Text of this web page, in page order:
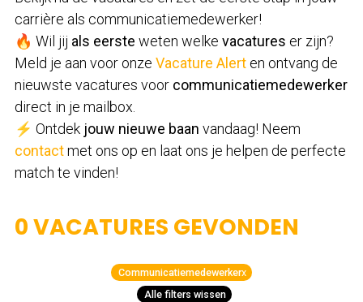
carrière als communicatiemedewerker!
🔥 Wil jij als eerste weten welke vacatures er zijn?
Meld je aan voor onze Vacature Alert en ontvang de
nieuwste vacatures voor communicatiemedewerker
direct in je mailbox.
⚡ Ontdek jouw nieuwe baan vandaag! Neem
contactmet ons op en laat ons je helpen de perfecte
match te vinden!
0 VACATURES GEVONDEN
Communicatiemedewerkerx
Alle filters wissen